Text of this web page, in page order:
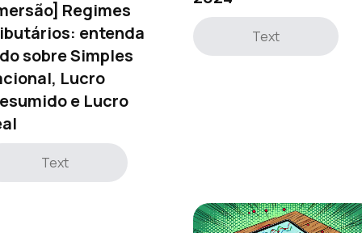
Regimes
entenda
sobre Simples
Lucro
e Lucro
Text
Text